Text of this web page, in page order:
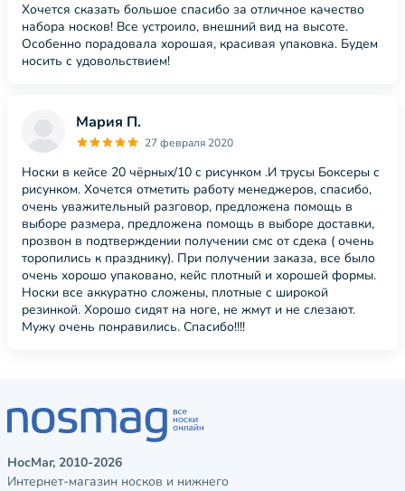
Хочется сказать большое спасибо за отличное качество
набора носков! Все устроило, внешний вид на высоте.
Особенно порадовала хорошая, красивая упаковка. Будем
носить с удовольствием!
Мария П.
27 февраля 2020
Носки в кейсе 20 чёрных/10 с рисунком .И трусы Боксеры с
рисунком. Хочется отметить работу менеджеров, спасибо,
очень уважительный разговор, предложена помощь в
выборе размера, предложена помощь в выборе доставки,
прозвон в подтверждении получении смс от сдека ( очень
торопились к празднику). При получении заказа, все было
очень хорошо упаковано, кейс плотный и хорошей формы.
Носки все аккуратно сложены, плотные с широкой
резинкой. Хорошо сидят на ноге, не жмут и не слезают.
Мужу очень понравились. Спасибо!!!!
НосМаг, 2010-2026
Интернет-магазин носков и нижнего